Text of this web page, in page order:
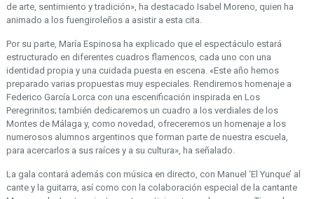
de arte, sentimiento y tradición», ha destacado Isabel Moreno, quien ha
animado a los fuengiroleños a asistir a esta cita.
Por su parte, María Espinosa ha explicado que el espectáculo estará
estructurado en diferentes cuadros flamencos, cada uno con una
identidad propia y una cuidada puesta en escena. «Este año hemos
preparado varias propuestas muy especiales. Rendiremos homenaje a
Federico García Lorca con una escenificación inspirada en Los
Peregrinitos; también dedicaremos un cuadro a los verdiales de los
Montes de Málaga y, como novedad, ofreceremos un homenaje a los
numerosos alumnos argentinos que forman parte de nuestra escuela,
para acercarlos a sus raíces y a su cultura», ha señalado.
La gala contará además con música en directo, con Manuel ‘El Yunque’ al
cante y la guitarra, así como con la colaboración especial de la cantante